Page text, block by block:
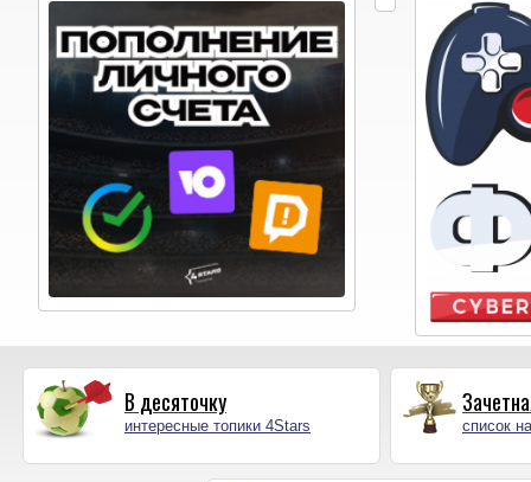
В десяточку
интересные топики 4Stars список